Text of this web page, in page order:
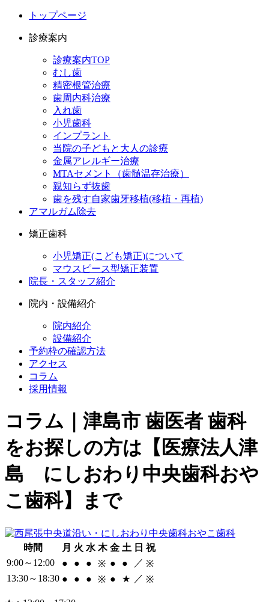
トップページ
診療案内
診療案内TOP
むし歯
精密根管治療
歯周内科治療
入れ歯
小児歯科
インプラント
当院の子どもと大人の診療
金属アレルギー治療
MTAセメント（歯髄温存治療）
親知らず抜歯
歯を残す自家歯牙移植(移植・再植)
アマルガム除去
矯正歯科
小児矯正(こども矯正)について
マウスピース型矯正装置
院長・スタッフ紹介
院内・設備紹介
院内紹介
設備紹介
予約枠の確認方法
アクセス
コラム
採用情報
コラム｜津島市 歯医者 歯科
をお探しの方は【医療法人津
島 にしおわり中央歯科おや
こ歯科】まで
時間 月 火 水 木 金 土 日 祝
9:00～12:00
● ● ● ※ ● ● ／ ※
13:30～18:30 ● ● ● ※ ● ★ ／ ※